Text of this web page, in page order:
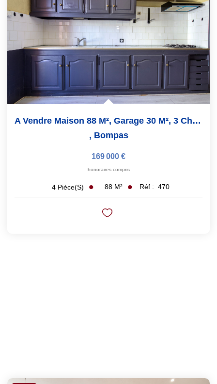
A Vendre Maison 88 M², Garage 30 M², 3 Chambres ,...
, Bompas
169 000 €
honoraires compris
4 Pièce(s) 88 M² Réf : 470